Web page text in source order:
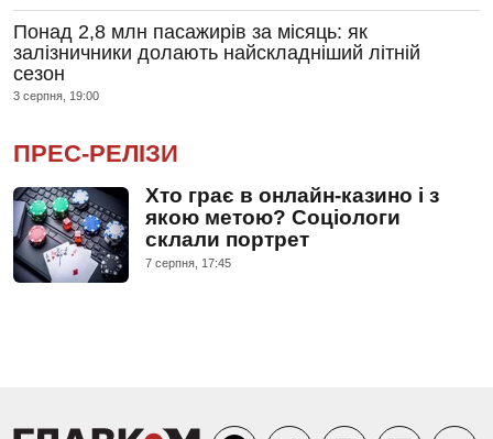
Понад 2,8 млн пасажирів за місяць: як
залізничники долають найскладніший літній
сезон
3 серпня, 19:00
ПРЕС-РЕЛІЗИ
Хто грає в онлайн-казино і з
якою метою? Соціологи
склали портрет
7 серпня, 17:45